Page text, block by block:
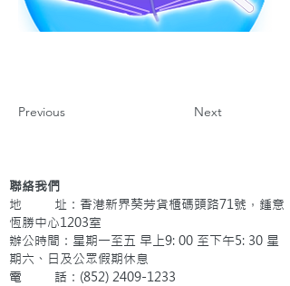
Previous Next
聯絡我們
地 址：香港新界葵芳貨櫃碼頭路71號，鍾意
恆勝中心1203室
辦公時間：星期一至五 早上9: 00 至下午5: 30 星
期六、日及公眾假期休息
電 話：(852) 2409-1233